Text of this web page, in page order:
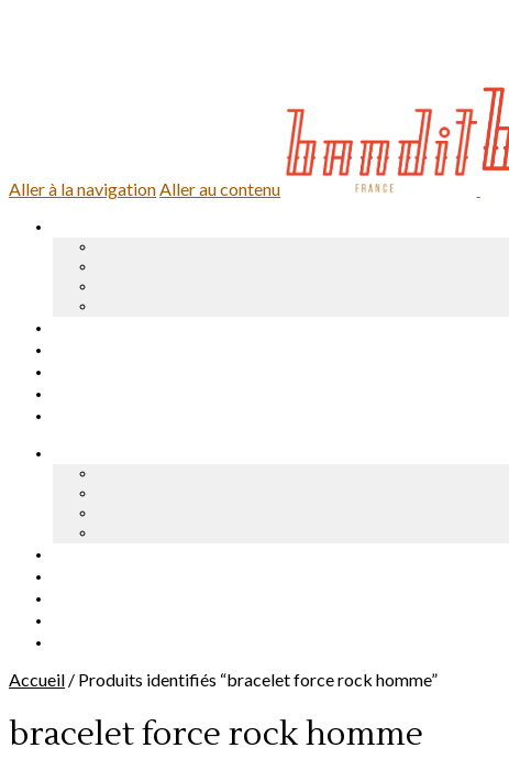
Aller à la navigationAller au contenu
Accueil / Produits identifiés “bracelet force rock homme”
bracelet force rock homme